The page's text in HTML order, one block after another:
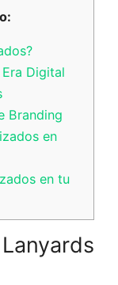
Digital
Branding
en
en tu